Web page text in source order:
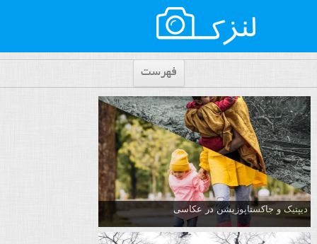
فهرست
دیپتیک و جاکستا‌پوزیشن در عکاسی